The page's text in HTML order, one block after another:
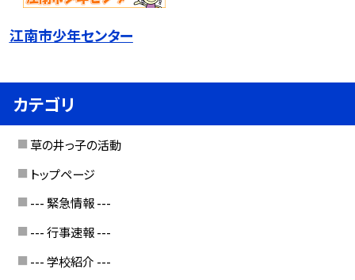
江南市少年センター
カテゴリ
草の井っ子の活動
トップページ
--- 緊急情報 ---
--- 行事速報 ---
--- 学校紹介 ---